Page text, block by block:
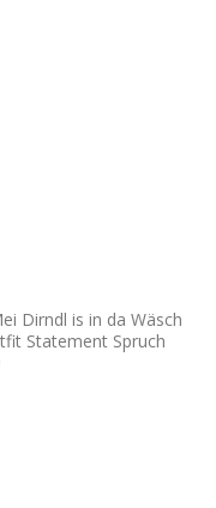
Dirndl is in da Wäsch
Statement Spruch